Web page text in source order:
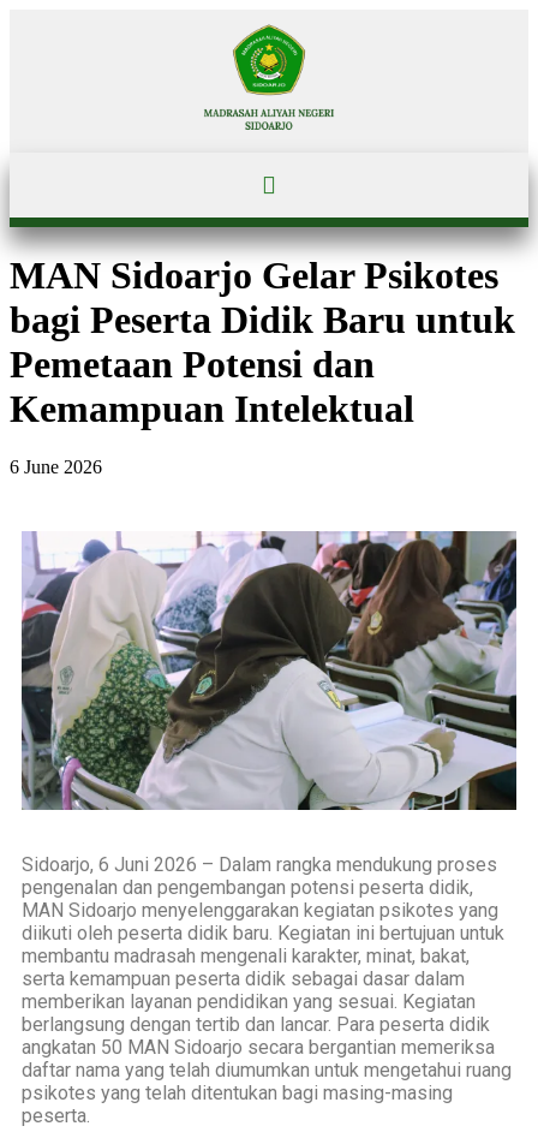
MAN Sidoarjo Gelar Psikotes
bagi Peserta Didik Baru untuk
Pemetaan Potensi dan
Kemampuan Intelektual
6 June 2026
Sidoarjo, 6 Juni 2026 – Dalam rangka mendukung proses
pengenalan dan pengembangan potensi peserta didik,
MAN Sidoarjo menyelenggarakan kegiatan psikotes yang
diikuti oleh peserta didik baru. Kegiatan ini bertujuan untuk
membantu madrasah mengenali karakter, minat, bakat,
serta kemampuan peserta didik sebagai dasar dalam
memberikan layanan pendidikan yang sesuai. Kegiatan
berlangsung dengan tertib dan lancar. Para peserta didik
angkatan 50 MAN Sidoarjo secara bergantian memeriksa
daftar nama yang telah diumumkan untuk mengetahui ruang
psikotes yang telah ditentukan bagi masing-masing
peserta.